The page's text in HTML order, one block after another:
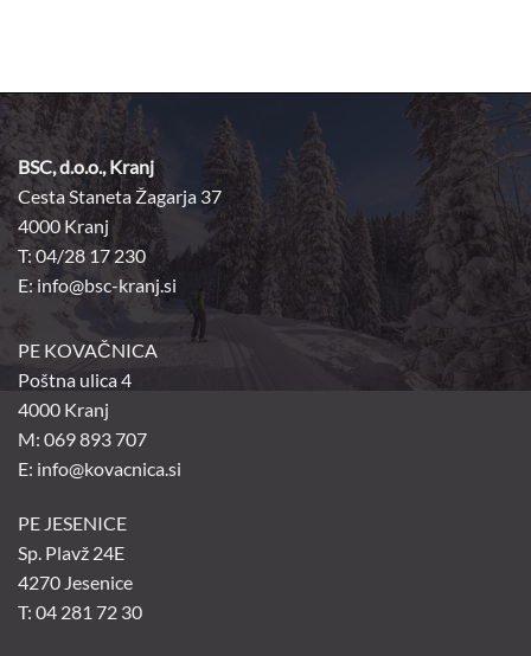
BSC, d.o.o., Kranj
Cesta Staneta Žagarja 37
4000 Kranj
T: 04/28 17 230
E:info@bsc-kranj.si
PE KOVAČNICA
Poštna ulica 4
4000 Kranj
M: 069 893 707
E: info@kovacnica.si
PE JESENICE
Sp. Plavž 24E
4270 Jesenice
T: 04 281 72 30